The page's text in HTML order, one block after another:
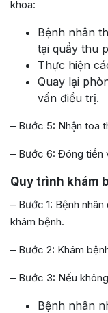
khoa:
Bệnh nhân
tại quầy thu
Thực hiện
Quay lại
vấn điều trị.
– Bước 5: Nhận toa
– Bước 6: Đóng tiền
Quy trình khám
– Bước 1: Bệnh
khám bệnh.
– Bước 2: Khám
– Bước 3: Nếu
Bệnh nhân